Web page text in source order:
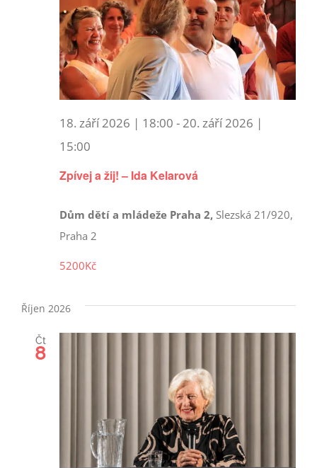
Zpívej a žij! – Ida Kelarová
18. září 2026 | 18:00 - 20. září 2026 |
15:00
Dům dětí a mládeže Praha 2, Slezská 21/920,
Praha 2
5200Kč
Říjen 2026
Čt
8